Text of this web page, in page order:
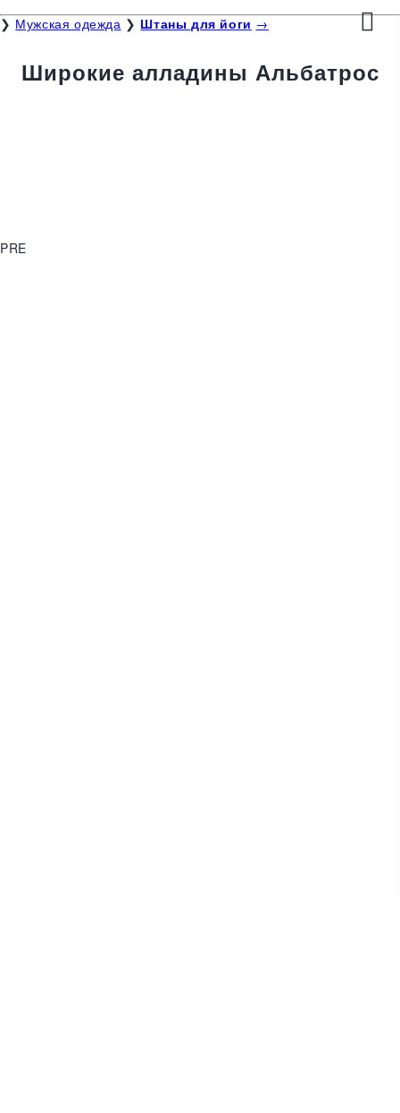
❯ Мужская одежда ❯ Штаны для йоги →
Широкие алладины Альбатрос
PRE